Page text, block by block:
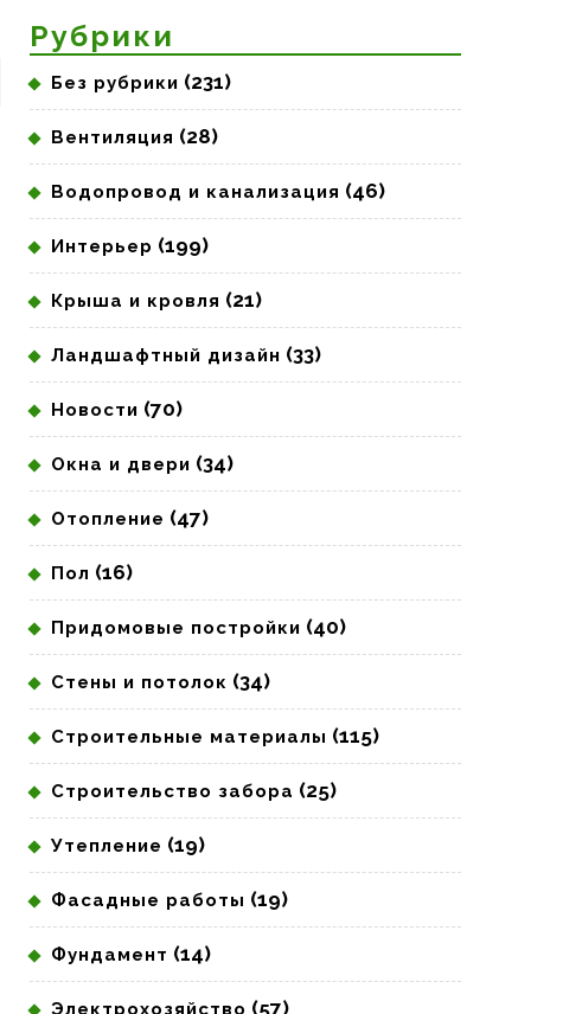
Рубрики
Без рубрики (231)
Вентиляция (28)
Водопровод и канализация (46)
Интерьер (199)
Крыша и кровля (21)
Ландшафтный дизайн (33)
Новости (70)
Окна и двери (34)
Отопление (47)
Пол (16)
Придомовые постройки (40)
Стены и потолок (34)
Строительные материалы (115)
Строительство забора (25)
Утепление (19)
Фасадные работы (19)
Фундамент (14)
Электрохозяйство (57)